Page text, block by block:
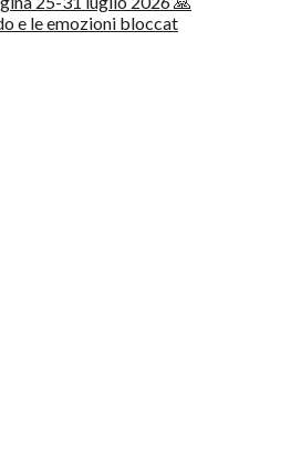
e le emozioni bloccat